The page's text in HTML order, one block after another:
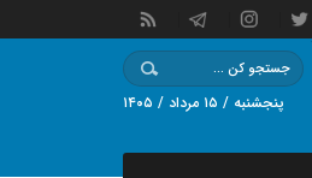
پنجشنبه / ۱۵ مرداد / ۱۴۰۵